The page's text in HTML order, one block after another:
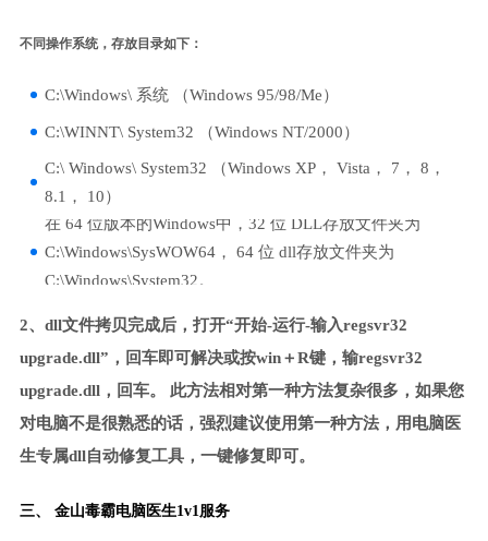
不同操作系统，存放目录如下：
C:\Windows\ 系统 （Windows 95/98/Me）
C:\WINNT\ System32 （Windows NT/2000）
C:\ Windows\ System32 （Windows XP， Vista， 7， 8，
8.1， 10）
在 64 位版本的Windows中，32 位 DLL存放文件夹为
C:\Windows\SysWOW64， 64 位 dll存放文件夹为
C:\Windows\System32。
2、dll文件拷贝完成后，打开“开始-运行-输入regsvr32
upgrade.dll”，回车即可解决或按win＋R键，输regsvr32
upgrade.dll，回车。 此方法相对第一种方法复杂很多，如果您
对电脑不是很熟悉的话，强烈建议使用第一种方法，用电脑医
生专属dll自动修复工具，一键修复即可。
三、 金山毒霸电脑医生1v1服务